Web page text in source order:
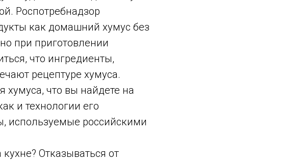
Роспотребнадзор
как домашний хумус без
при приготовлении
что ингредиенты,
рецептуре хумуса.
хумуса, что вы найдете на
и технологии его
используемые российскими
Отказываться от